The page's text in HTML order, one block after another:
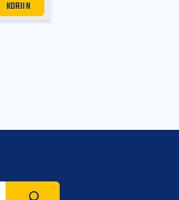
1xschuko, 1x3P16A, 1x5P16A
KORIIN